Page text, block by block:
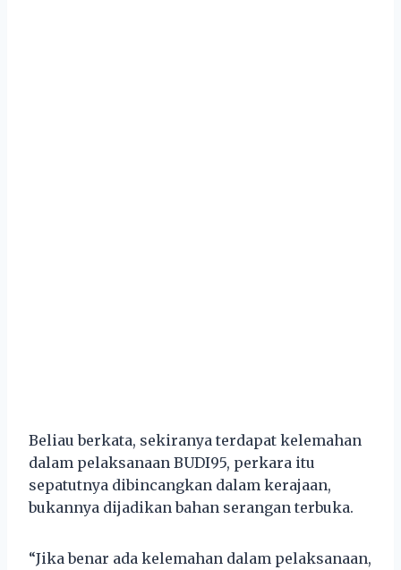
Beliau berkata, sekiranya terdapat kelemahan
dalam pelaksanaan BUDI95, perkara itu
sepatutnya dibincangkan dalam kerajaan,
bukannya dijadikan bahan serangan terbuka.
“Jika benar ada kelemahan dalam pelaksanaan,